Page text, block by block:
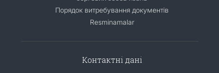
Порядок витребування документів
Resminamalar
Контактні дані